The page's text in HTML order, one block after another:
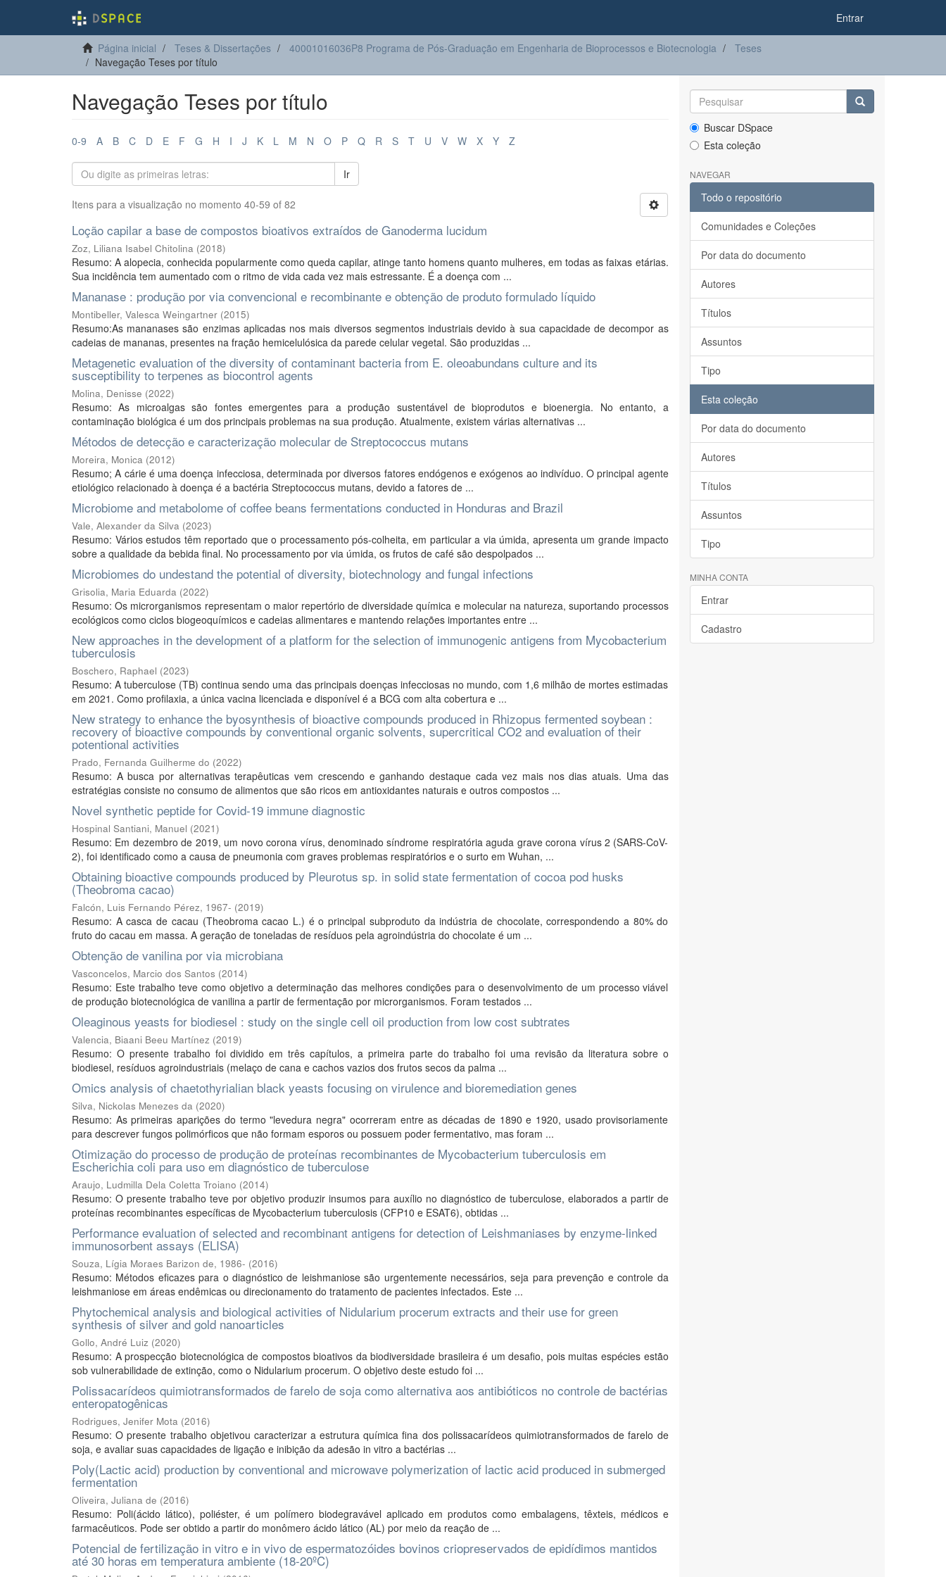
Entrar
Página inicial Teses & Dissertações 40001016036P8 Programa de Pós-Graduação em Engenharia de Bioprocessos e Biotecnologia
Teses
Navegação Teses por título
Navegação Teses por título
0-9 A B C D E F G H I J K L M N O P Q R S T U V W X Y Z
Ir
Itens para a visualização no momento 40-59 of 82
Loção capilar a base de compostos bioativos extraídos de Ganoderma lucidum
Zoz, Liliana Isabel Chitolina (2018)
Resumo: A alopecia, conhecida popularmente como queda capilar, atinge tanto homens quanto mulheres, em todas as faixas etárias.
Sua incidência tem aumentado com o ritmo de vida cada vez mais estressante. É a doença com ...
Mananase : produção por via convencional e recombinante e obtenção de produto formulado líquido
Montibeller, Valesca Weingartner (2015)
Resumo:As mananases são enzimas aplicadas nos mais diversos segmentos industriais devido à sua capacidade de decompor as
cadeias de mananas, presentes na fração hemicelulósica da parede celular vegetal. São produzidas ...
Metagenetic evaluation of the diversity of contaminant bacteria from E. oleoabundans culture and its
susceptibility to terpenes as biocontrol agents
Molina, Denisse (2022)
Resumo: As microalgas são fontes emergentes para a produção sustentável de bioprodutos e bioenergia. No entanto, a
contaminação biológica é um dos principais problemas na sua produção. Atualmente, existem várias alternativas ...
Métodos de detecção e caracterização molecular de Streptococcus mutans
Moreira, Monica (2012)
Resumo; A cárie é uma doença infecciosa, determinada por diversos fatores endógenos e exógenos ao indivíduo. O principal agente
etiológico relacionado à doença é a bactéria Streptococcus mutans, devido a fatores de ...
Microbiome and metabolome of coffee beans fermentations conducted in Honduras and Brazil
Vale, Alexander da Silva (2023)
Resumo: Vários estudos têm reportado que o processamento pós-colheita, em particular a via úmida, apresenta um grande impacto
sobre a qualidade da bebida final. No processamento por via úmida, os frutos de café são despolpados ...
Microbiomes do undestand the potential of diversity, biotechnology and fungal infections
Grisolia, Maria Eduarda (2022)
Resumo: Os microrganismos representam o maior repertório de diversidade química e molecular na natureza, suportando processos
ecológicos como ciclos biogeoquímicos e cadeias alimentares e mantendo relações importantes entre ...
New approaches in the development of a platform for the selection of immunogenic antigens from Mycobacterium
tuberculosis
Boschero, Raphael (2023)
Resumo: A tuberculose (TB) continua sendo uma das principais doenças infecciosas no mundo, com 1,6 milhão de mortes estimadas
em 2021. Como profilaxia, a única vacina licenciada e disponível é a BCG com alta cobertura e ...
New strategy to enhance the byosynthesis of bioactive compounds produced in Rhizopus fermented soybean :
recovery of bioactive compounds by conventional organic solvents, supercritical CO2 and evaluation of their
potentional activities
Prado, Fernanda Guilherme do (2022)
Resumo: A busca por alternativas terapêuticas vem crescendo e ganhando destaque cada vez mais nos dias atuais. Uma das
estratégias consiste no consumo de alimentos que são ricos em antioxidantes naturais e outros compostos ...
Novel synthetic peptide for Covid-19 immune diagnostic
Hospinal Santiani, Manuel (2021)
Resumo: Em dezembro de 2019, um novo corona vírus, denominado síndrome respiratória aguda grave corona vírus 2 (SARS-CoV-
2), foi identificado como a causa de pneumonia com graves problemas respiratórios e o surto em Wuhan, ...
Obtaining bioactive compounds produced by Pleurotus sp. in solid state fermentation of cocoa pod husks
(Theobroma cacao)
Falcón, Luis Fernando Pérez, 1967- (2019)
Resumo: A casca de cacau (Theobroma cacao L.) é o principal subproduto da indústria de chocolate, correspondendo a 80% do
fruto do cacau em massa. A geração de toneladas de resíduos pela agroindústria do chocolate é um ...
Obtenção de vanilina por via microbiana
Vasconcelos, Marcio dos Santos (2014)
Resumo: Este trabalho teve como objetivo a determinação das melhores condições para o desenvolvimento de um processo viável
de produção biotecnológica de vanilina a partir de fermentação por microrganismos. Foram testados ...
Oleaginous yeasts for biodiesel : study on the single cell oil production from low cost subtrates
Valencia, Biaani Beeu Martínez (2019)
Resumo: O presente trabalho foi dividido em três capítulos, a primeira parte do trabalho foi uma revisão da literatura sobre o
biodiesel, resíduos agroindustriais (melaço de cana e cachos vazios dos frutos secos da palma ...
Omics analysis of chaetothyrialian black yeasts focusing on virulence and bioremediation genes
Silva, Nickolas Menezes da (2020)
Resumo: As primeiras aparições do termo "levedura negra" ocorreram entre as décadas de 1890 e 1920, usado provisoriamente
para descrever fungos polimórficos que não formam esporos ou possuem poder fermentativo, mas foram ...
Otimização do processo de produção de proteínas recombinantes de Mycobacterium tuberculosis em
Escherichia coli para uso em diagnóstico de tuberculose
Araujo, Ludmilla Dela Coletta Troiano (2014)
Resumo: O presente trabalho teve por objetivo produzir insumos para auxílio no diagnóstico de tuberculose, elaborados a partir de
proteínas recombinantes específicas de Mycobacterium tuberculosis (CFP10 e ESAT6), obtidas ...
Performance evaluation of selected and recombinant antigens for detection of Leishmaniases by enzyme-linked
immunosorbent assays (ELISA)
Souza, Lígia Moraes Barizon de, 1986- (2016)
Resumo: Métodos eficazes para o diagnóstico de leishmaniose são urgentemente necessários, seja para prevenção e controle da
leishmaniose em áreas endêmicas ou direcionamento do tratamento de pacientes infectados. Este ...
Phytochemical analysis and biological activities of Nidularium procerum extracts and their use for green
synthesis of silver and gold nanoarticles
Gollo, André Luiz (2020)
Resumo: A prospecção biotecnológica de compostos bioativos da biodiversidade brasileira é um desafio, pois muitas espécies estão
sob vulnerabilidade de extinção, como o Nidularium procerum. O objetivo deste estudo foi ...
Polissacarídeos quimiotransformados de farelo de soja como alternativa aos antibióticos no controle de bactérias
enteropatogênicas
Rodrigues, Jenifer Mota (2016)
Resumo: O presente trabalho objetivou caracterizar a estrutura química fina dos polissacarídeos quimiotransformados de farelo de
soja, e avaliar suas capacidades de ligação e inibição da adesão in vitro a bactérias ...
Poly(Lactic acid) production by conventional and microwave polymerization of lactic acid produced in submerged
fermentation
Oliveira, Juliana de (2016)
Resumo: Poli(ácido lático), poliéster, é um polímero biodegravável aplicado em produtos como embalagens, têxteis, médicos e
farmacêuticos. Pode ser obtido a partir do monômero ácido lático (AL) por meio da reação de ...
Potencial de fertilização in vitro e in vivo de espermatozóides bovinos criopreservados de epidídimos mantidos
até 30 horas em temperatura ambiente (18-20ºC)
Buscar DSpace
Esta coleção
NAVEGAR
Todo o repositório
Comunidades e Coleções
Por data do documento
Autores
Títulos
Assuntos
Tipo
Esta coleção
Por data do documento
Autores
Títulos
Assuntos
Tipo
MINHA CONTA
Entrar
Cadastro